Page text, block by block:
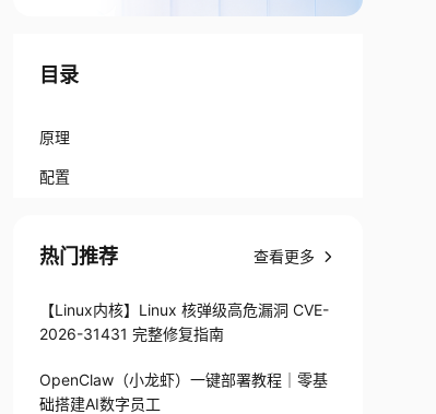
目录
原理
配置
热门推荐 查看更多
【Linux内核】Linux 核弹级高危漏洞 CVE-
2026-31431 完整修复指南
OpenClaw（小龙虾）一键部署教程｜零基
础搭建AI数字员工